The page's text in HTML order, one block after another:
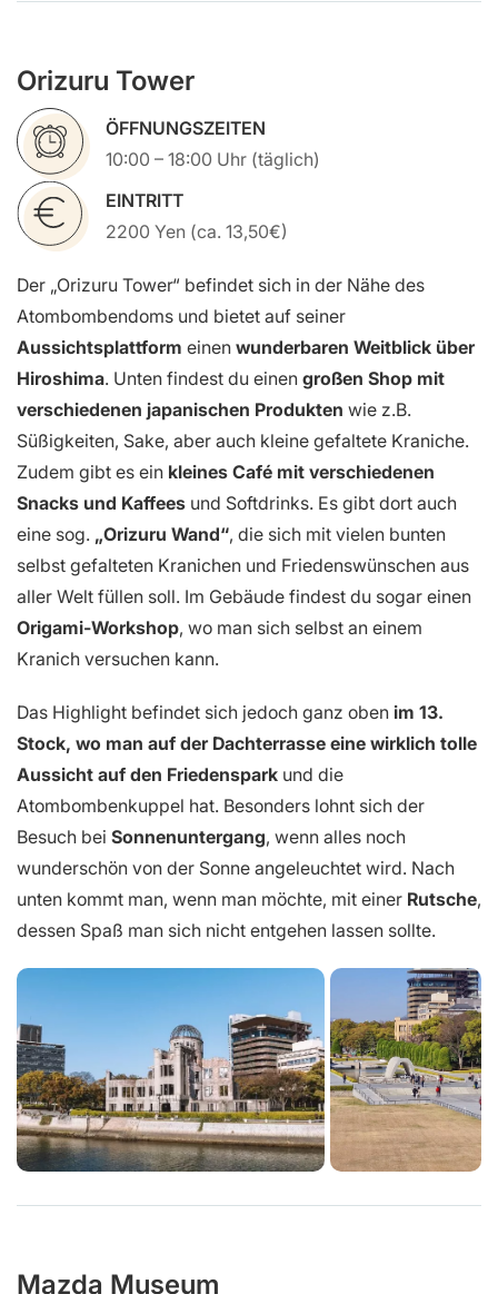
Orizuru Tower
ÖFFNUNGSZEITEN
10:00 – 18:00 Uhr (täglich)
EINTRITT
2200 Yen (ca. 13,50€)
Der „Orizuru Tower“ befindet sich in der Nähe des
Atombombendoms und bietet auf seiner
Aussichtsplattform einen wunderbaren Weitblick über
Hiroshima. Unten findest du einen großen Shop mit
verschiedenen japanischen Produkten wie z.B.
Süßigkeiten, Sake, aber auch kleine gefaltete Kraniche.
Zudem gibt es ein kleines Café mit verschiedenen
Snacks und Kaffees und Softdrinks. Es gibt dort auch
eine sog. „Orizuru Wand“, die sich mit vielen bunten
selbst gefalteten Kranichen und Friedenswünschen aus
aller Welt füllen soll. Im Gebäude findest du sogar einen
Origami-Workshop, wo man sich selbst an einem
Kranich versuchen kann.
Das Highlight befindet sich jedoch ganz oben im 13.
Stock, wo man auf der Dachterrasse eine wirklich tolle
Aussicht auf den Friedenspark und die
Atombombenkuppel hat. Besonders lohnt sich der
Besuch bei Sonnenuntergang, wenn alles noch
wunderschön von der Sonne angeleuchtet wird. Nach
unten kommt man, wenn man möchte, mit einer Rutsche,
dessen Spaß man sich nicht entgehen lassen sollte.
Mazda Museum